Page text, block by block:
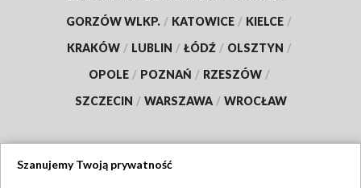
GORZÓW WLKP. / KATOWICE / KIELCE /
KRAKÓW / LUBLIN / ŁÓDŹ / OLSZTYN /
OPOLE / POZNAŃ / RZESZÓW /
SZCZECIN / WARSZAWA / WROCŁAW
Szanujemy Twoją prywatność